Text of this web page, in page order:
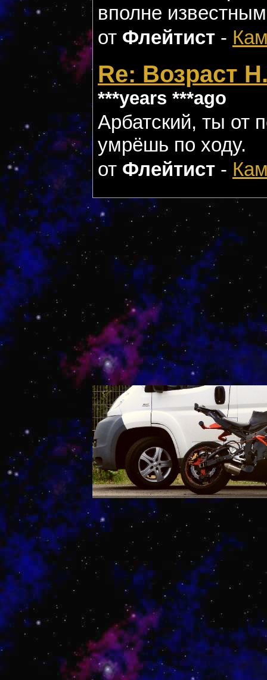
вполне
от Флейтист -
Re: Возраст
***years ***ago
Арбатский, ты от
умрёшь по ходу.
от Флейтист -